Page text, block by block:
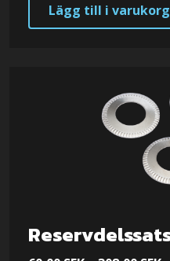
Lägg till i varukorg